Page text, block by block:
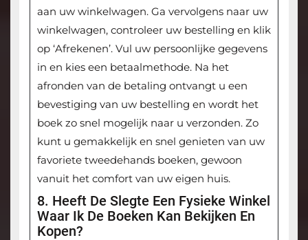
aan uw winkelwagen. Ga vervolgens naar uw
winkelwagen, controleer uw bestelling en klik
op ‘Afrekenen’. Vul uw persoonlijke gegevens
in en kies een betaalmethode. Na het
afronden van de betaling ontvangt u een
bevestiging van uw bestelling en wordt het
boek zo snel mogelijk naar u verzonden. Zo
kunt u gemakkelijk en snel genieten van uw
favoriete tweedehands boeken, gewoon
vanuit het comfort van uw eigen huis.
8. Heeft De Slegte Een Fysieke Winkel
Waar Ik De Boeken Kan Bekijken En
Kopen?